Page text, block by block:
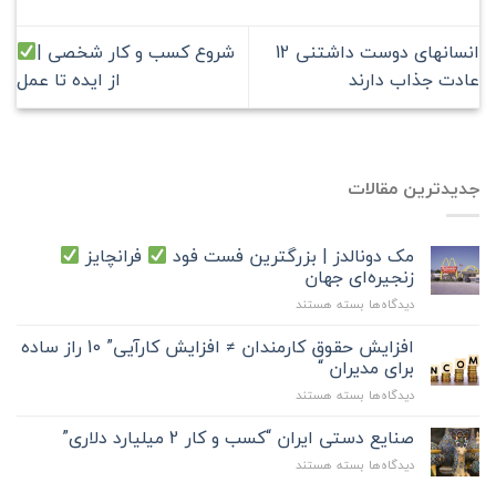
انسانهای دوست داشتنی 12
عادت جذاب دارند
شروع کسب و کار شخصی |
از ایده تا عمل
جدیدترین مقالات
مک دونالدز | بزرگترین فست فود فرانچایز
زنجیره‌ای جهان
دیدگاه‌ها برای
دونالدز
|
بزرگترین
فست
فرانچایز
بسته هستند
افزایش حقوق کارمندان ≠ افزایش کارآیی” 10 راز ساده
برای مدیران “
دیدگاه‌ها برای
حقوق
کارمندان
≠
بسته هستند
صنایع دستی ایران “کسب و کار 2 میلیارد دلاری”
دیدگاه‌ها برای
بسته هستند